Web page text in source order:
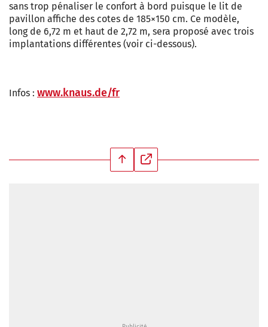
sans trop pénaliser le confort à bord puisque le lit de
pavillon affiche des cotes de 185×150 cm. Ce modèle,
long de 6,72 m et haut de 2,72 m, sera proposé avec trois
implantations différentes (voir ci-dessous).
Infos : www.knaus.de/fr